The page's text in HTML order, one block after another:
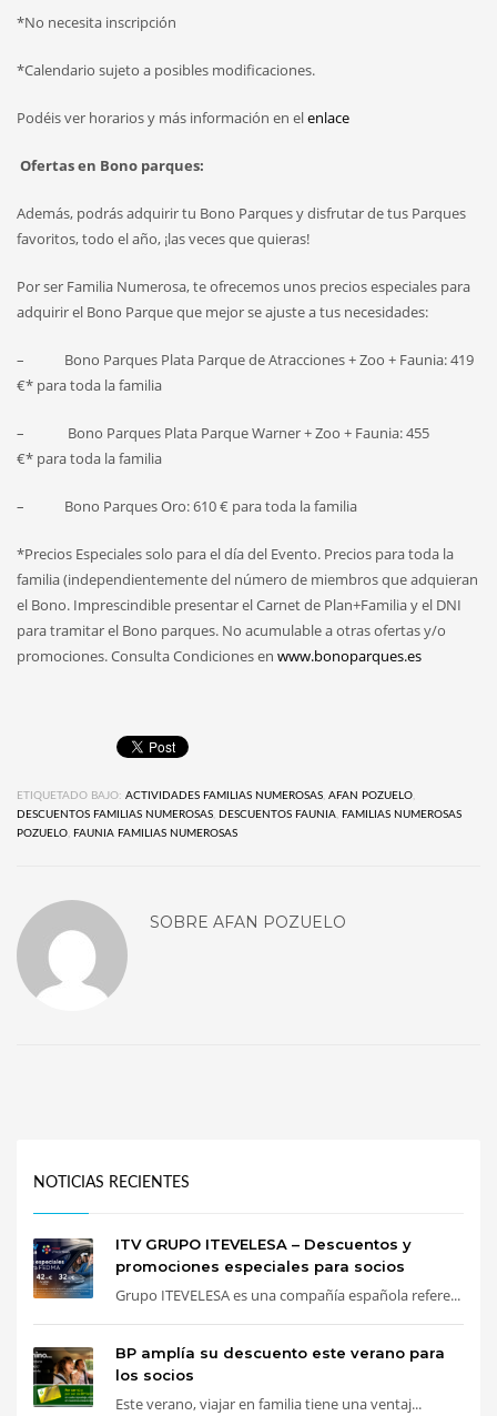
*No necesita inscripción
*Calendario sujeto a posibles modificaciones.
Podéis ver horarios y más información en elenlace
Ofertas en Bono parques:
Además, podrás adquirir tu Bono Parques y disfrutar de tus Parques
favoritos, todo el año, ¡las veces que quieras!
Por ser Familia Numerosa, te ofrecemos unos precios especiales para
adquirir el Bono Parque que mejor se ajuste a tus necesidades:
– Bono Parques Plata Parque de Atracciones + Zoo + Faunia: 419
€* para toda la familia
– Bono Parques Plata Parque Warner + Zoo + Faunia: 455
€* para toda la familia
– Bono Parques Oro: 610 € para toda la familia
*Precios Especiales solo para el día del Evento. Precios para toda la
familia (independientemente del número de miembros que adquieran
el Bono. Imprescindible presentar el Carnet de Plan+Familia y el DNI
para tramitar el Bono parques. No acumulable a otras ofertas y/o
promociones. Consulta Condiciones en www.bonoparques.es
ETIQUETADO BAJO: ACTIVIDADES FAMILIAS NUMEROSAS, AFAN POZUELO,
DESCUENTOS FAMILIAS NUMEROSAS, DESCUENTOS FAUNIA, FAMILIAS NUMEROSAS
POZUELO, FAUNIA FAMILIAS NUMEROSAS
SOBRE AFAN POZUELO
NOTICIAS RECIENTES
ITV GRUPO ITEVELESA – Descuentos y
promociones especiales para socios
Grupo ITEVELESA es una compañía española refere...
BP amplía su descuento este verano para
los socios
Este verano, viajar en familia tiene una ventaj...